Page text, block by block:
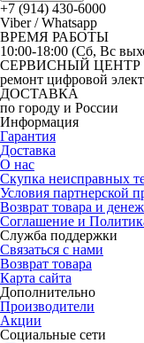
+7 (914) 430-6000
Viber / Whatsapp
ВРЕМЯ РАБОТЫ
10:00-18:00 (Сб, Вс
СЕРВИСНЫЙ ЦЕНТР
ремонт цифровой
ДОСТАВКА
по городу и России
Информация
Гарантия
Доставка
О нас
Скупка неисправных
Условия партнерской
Возврат товара и
Соглашение и
Служба поддержки
Связаться с нами
Возврат товара
Карта сайта
Дополнительно
Производители
Акции
Социальные сети